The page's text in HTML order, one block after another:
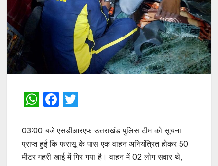
W
at
s
A
F
c
e
b
itt
er
03:00 बजे एसडीआरएफ उत्तराखंड पुलिस टीम को सूचना
प्राप्त हुई कि फरासू के पास एक वाहन अनियंत्रित होकर 50
मीटर गहरी खाई में गिर गया है। वाहन में 02 लोग सवार थे,